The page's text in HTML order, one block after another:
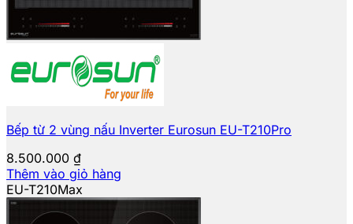
Bếp từ 2 vùng nấu Inverter Eurosun EU-T210Pro
8.500.000 ₫
Thêm vào giỏ hàng
EU-T210Max